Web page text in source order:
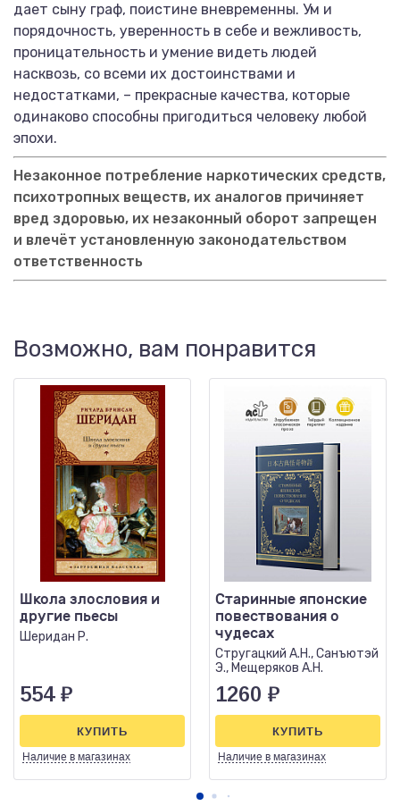
дает сыну граф, поистине вневременны. Ум и
порядочность, уверенность в себе и вежливость,
проницательность и умение видеть людей
насквозь, со всеми их достоинствами и
недостатками, – прекрасные качества, которые
одинаково способны пригодиться человеку любой
эпохи.
Незаконное потребление наркотических средств,
психотропных веществ, их аналогов причиняет
вред здоровью, их незаконный оборот запрещен
и влечёт установленную законодательством
ответственность
Возможно, вам понравится
Школа злословия и
другие пьесы
Шеридан Р.
554 ₽
Наличие в магазинах
КУПИТЬ
Старинные японские
повествования о
чудесах
Стругацкий А.Н., Санъютэй
Э., Мещеряков А.Н.
1260 ₽
Наличие в магазинах
КУПИТЬ